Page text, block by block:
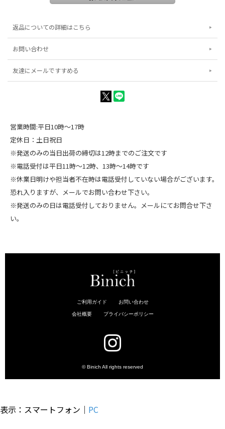
返品についての詳細はこちら
お問い合わせ
友達にメールですすめる
営業時間:平日10時～17時
定休日：土日祝日
※発送のみの当日出荷の締切は12時までのご注文です
※電話受付は平日11時～12時、13時～14時です
※休業日明けや担当者不在時は電話受付していない場合がございます。
恐れ入りますが、メールでお問い合わせ下さい。
※発送のみの日は電話受付しておりません。メールにてお問合せ下さ
い。
表示：スマートフォン｜ PC